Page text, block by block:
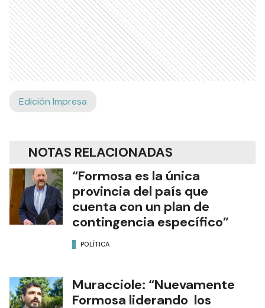
Edición Impresa
NOTAS RELACIONADAS
“Formosa es la única
provincia del país que
cuenta con un plan de
contingencia específico”
POLÍTICA
Muracciole: “Nuevamente
Formosa liderando los